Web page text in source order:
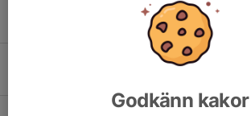
Golvträning & Sommaravslutning 🌸
Försäljning, friköp och fakturor💰💸
Godkänn kakor